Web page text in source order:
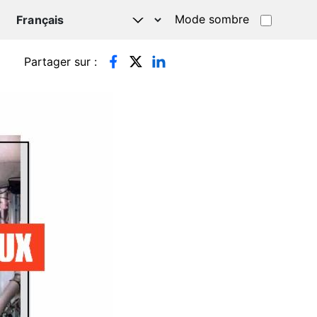
Mode sombre
Partager sur :